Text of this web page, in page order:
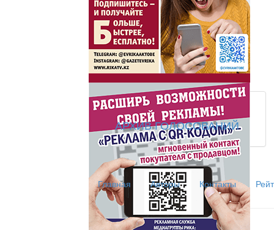
АРХИВ ГОЛОСОВАНИЙ
Главная Авторы Контакты